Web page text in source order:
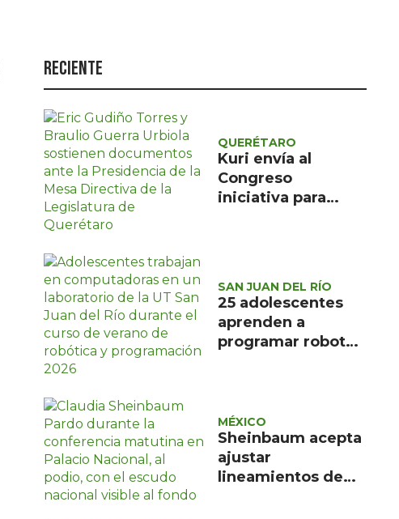
Política
Turismo
Asuntos Sociales
Estilo de vida
Reciente
QUERÉTARO
Kuri envía al
Congreso
iniciativa para
SAN JUAN DEL RÍO
25 adolescentes
aprenden a
programar robots
MÉXICO
Sheinbaum acepta
ajustar
lineamientos de